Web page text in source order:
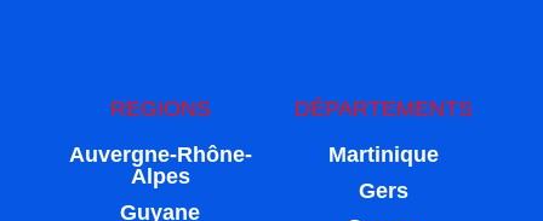
REGIONS
Auvergne-Rhône-
Alpes
Guyane
DÉPARTEMENTS
Martinique
Gers